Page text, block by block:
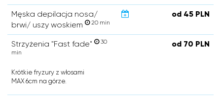
Męska depilacja nosa/
brwi/ uszy woskiem
20 min
od 45 PLN
Strzyżenia "Fast fade"
30
min
od 70 PLN
Krótkie fryzury z włosami
MAX 6cm na górze.